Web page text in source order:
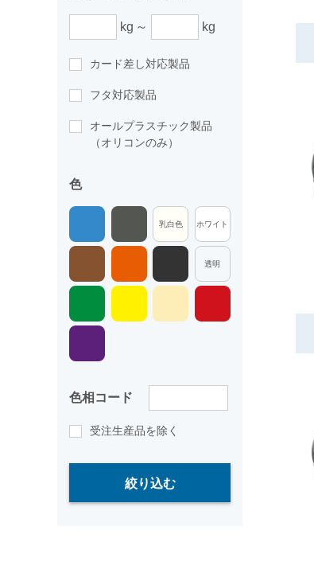
kg kg
カード差し対応製品
フタ対応製品
オールプラスチック製品
（オリコンのみ）
色
乳白色 ホワイト
透明
色相コード
受注生産品を除く